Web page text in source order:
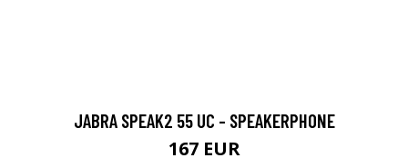
JABRA SPEAK2 55 UC - SPEAKERPHONE
167 EUR